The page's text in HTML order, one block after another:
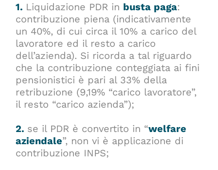
1. Liquidazione PDR in busta paga:
contribuzione piena (indicativamente
un 40%, di cui circa il 10% a carico del
lavoratore ed il resto a carico
dell’azienda). Si ricorda a tal riguardo
che la contribuzione conteggiata ai fini
pensionistici è pari al 33% della
retribuzione (9,19% “carico lavoratore”,
il resto “carico azienda”);
2. se il PDR è convertito in “welfare
aziendale”, non vi è applicazione di
contribuzione INPS;